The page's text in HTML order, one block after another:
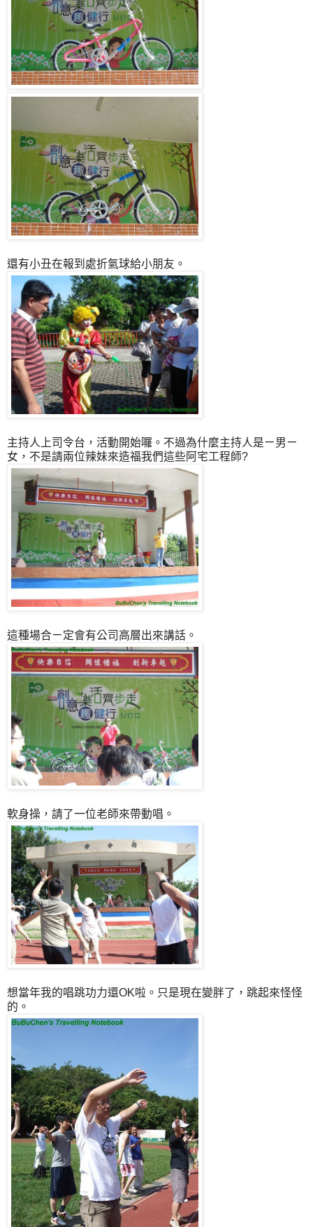
還有小丑在報到處折氣球給小朋友。
主持人上司令台，活動開始囉。不過為什麼主持人是ㄧ男ㄧ
女，不是請兩位辣妹來造福我們這些阿宅工程師?
這種場合ㄧ定會有公司高層出來講話。
軟身操，請了一位老師來帶動唱。
想當年我的唱跳功力還OK啦。只是現在變胖了，跳起來怪怪
的。